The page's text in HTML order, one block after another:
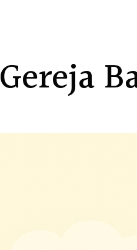
Gereja